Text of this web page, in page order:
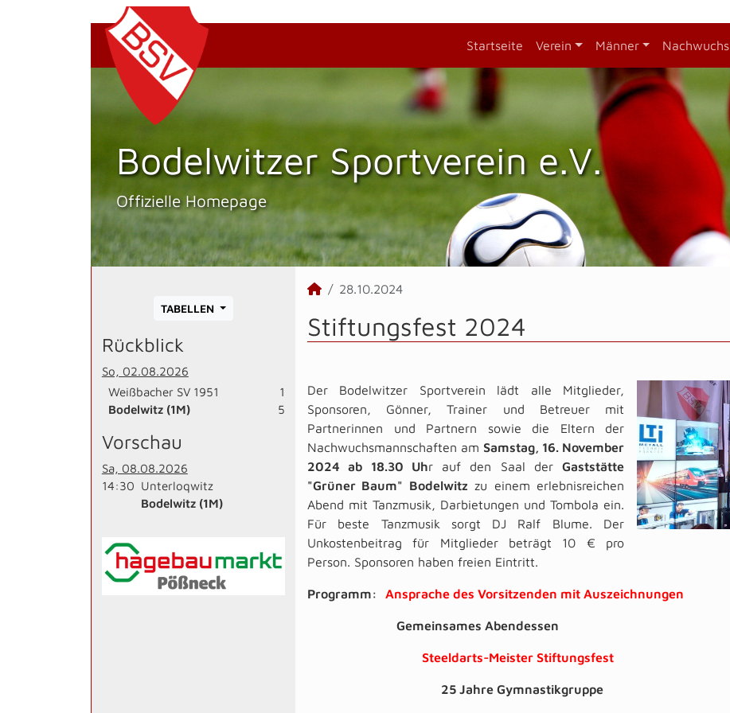
Startseite Verein Männer Nachwuchs
Bodelwitzer Sportverein e.V.
Offizielle Homepage
TABELLEN
Rückblick
So, 02.08.2026
Weißbacher SV 1951
1
Bodelwitz (1M)
5
Vorschau
Sa, 08.08.2026
14:30 Unterloqwitz
Bodelwitz (1M)
28.10.2024
Stiftungsfest 2024
Der Bodelwitzer Sportverein lädt alle Mitglieder,
Sponsoren, Gönner, Trainer und Betreuer mit
Partnerinnen und Partnern sowie die Eltern der
Nachwuchsmannschaften am Samstag, 16. November
2024 ab 18.30 Uhr auf den Saal der Gaststätte
"Grüner Baum" Bodelwitz zu einem erlebnisreichen
Abend mit Tanzmusik, Darbietungen und Tombola ein.
Für beste Tanzmusik sorgt DJ Ralf Blume. Der
Unkostenbeitrag für Mitglieder beträgt 10 € pro
Person. Sponsoren haben freien Eintritt.
Programm: Ansprache des Vorsitzenden mit Auszeichnungen
Gemeinsames Abendessen
Steeldarts-Meister Stiftungsfest
25 Jahre Gymnastikgruppe